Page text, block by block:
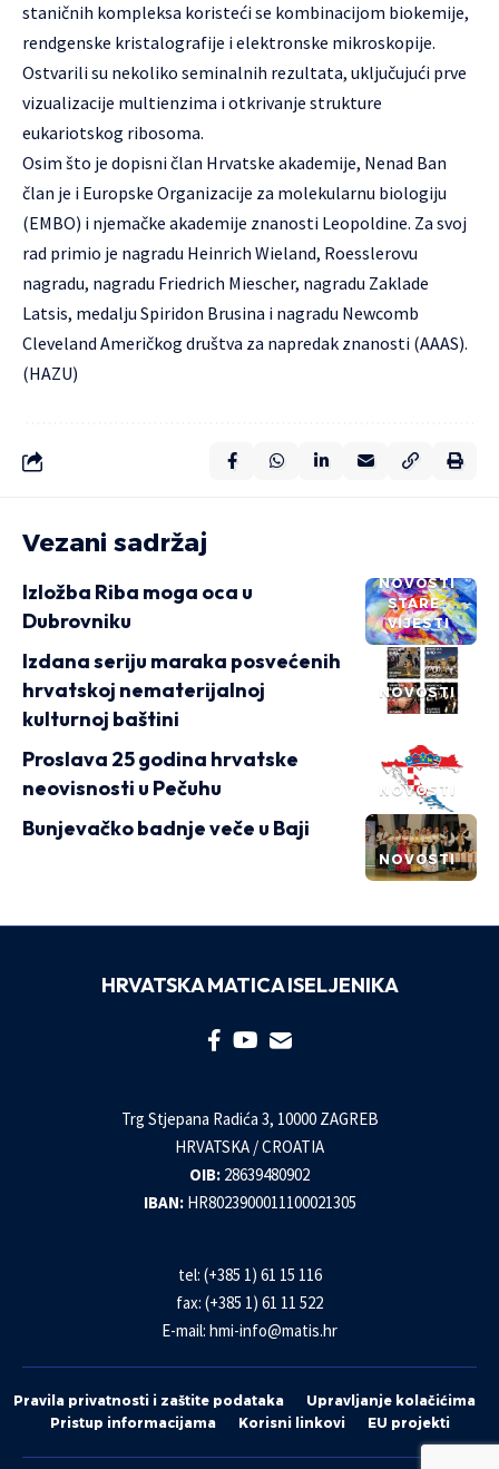
staničnih kompleksa koristeći se kombinacijom biokemije,
rendgenske kristalografije i elektronske mikroskopije.
Ostvarili su nekoliko seminalnih rezultata, uključujući prve
vizualizacije multienzima i otkrivanje strukture
eukariotskog ribosoma.
Osim što je dopisni član Hrvatske akademije, Nenad Ban
član je i Europske Organizacije za molekularnu biologiju
(EMBO) i njemačke akademije znanosti Leopoldine. Za svoj
rad primio je nagradu Heinrich Wieland, Roesslerovu
nagradu, nagradu Friedrich Miescher, nagradu Zaklade
Latsis, medalju Spiridon Brusina i nagradu Newcomb
Cleveland Američkog društva za napredak znanosti (AAAS).
(HAZU)
Vezani sadržaj
NOVOSTI
STARE
VIJESTI
Izložba Riba moga oca u
Dubrovniku
NOVOSTI
Izdana seriju maraka posvećenih
hrvatskoj nematerijalnoj
kulturnoj baštini
NOVOSTI
Proslava 25 godina hrvatske
neovisnosti u Pečuhu
NOVOSTI
Bunjevačko badnje veče u Baji
HRVATSKA MATICA ISELJENIKA
Trg Stjepana Radića 3, 10000 ZAGREB
HRVATSKA / CROATIA
OIB: 28639480902
IBAN: HR8023900011100021305
tel: (+385 1) 61 15 116
fax: (+385 1) 61 11 522
E-mail: hmi-info@matis.hr
Pravila privatnosti i zaštite podataka
Upravljanje kolačićima
Pristup informacijama
Korisni linkovi EU projekti